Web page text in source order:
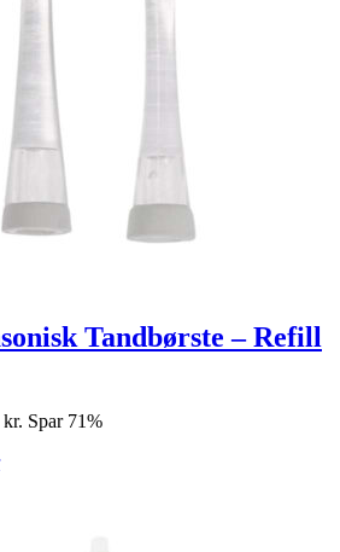
Tandbørste – Refill
kr. Spar 71%